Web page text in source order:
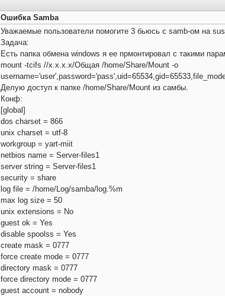
Ошибка Samba
Уважаемые пользователи помогите 3 бьюсь с samb-ом на
Задача:
Есть папка обмена windows я ее прмонтировал с такими
mount -tcifs //x.x.x.x/Общая /home/Share/Mount -o
Делую доступ к папке /home/Share/Mount из самбы.
Конф:
[global]
dos charset = 866
unix charset = utf-8
workgroup = yart-miit
netbios name = Server-files1
server string = Server-files1
security = share
log file = /home/Log/samba/log.%m
max log size = 50
unix extensions = No
guest ok = Yes
disable spoolss = Yes
create mask = 0777
force create mode = 0777
directory mask = 0777
force directory mode = 0777
guest account = nobody